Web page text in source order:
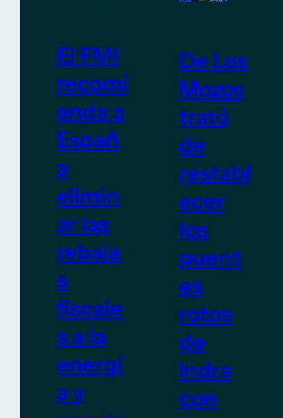
El FMI
recomi
enda a
Españ
a
elimin
ar las
rebaja
s
fiscale
s a la
energí
a y
De Los
Mozos
trató
de
restabl
ecer
los
puent
es
rotos
de
Indra
con